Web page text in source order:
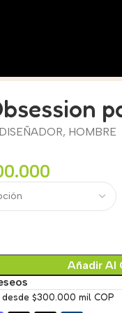
DISEÑADOR, HOMBRE
Añadir Al
$300.000 mil COP